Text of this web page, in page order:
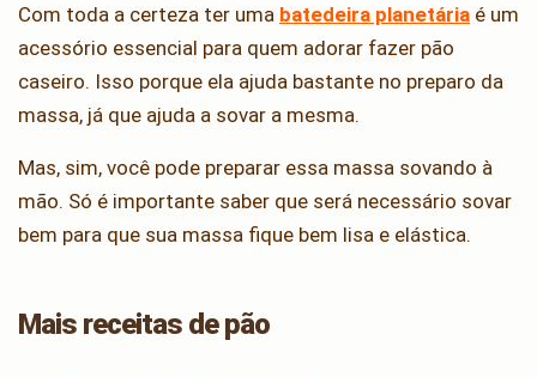
Com toda a certeza ter uma batedeira planetária é um
acessório essencial para quem adorar fazer pão
caseiro. Isso porque ela ajuda bastante no preparo da
massa, já que ajuda a sovar a mesma.
Mas, sim, você pode preparar essa massa sovando à
mão. Só é importante saber que será necessário sovar
bem para que sua massa fique bem lisa e elástica.
Mais receitas de pão